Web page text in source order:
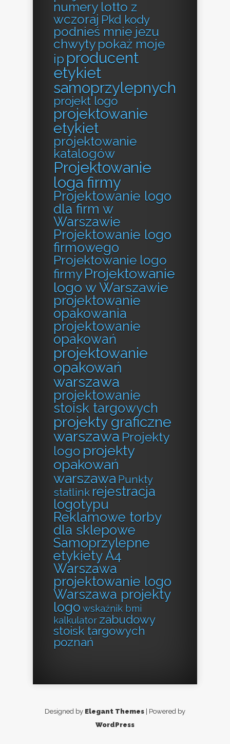
numery lotto z
wczoraj Pkd kody
podnieś mnie jezu
chwyty pokaż moje
ip producent
etykiet
samoprzylepnych
projekt logo
projektowanie
etykiet
projektowanie
katalogów
Projektowanie
loga firmy
Projektowanie logo
dla firm w
Warszawie
Projektowanie logo
firmowego
Projektowanie logo
firmy Projektowanie
logo w Warszawie
projektowanie
opakowania
projektowanie
opakowań
projektowanie
opakowań
warszawa
projektowanie
stoisk targowych
projekty graficzne
warszawa Projekty
logo projekty
opakowań
warszawa Punkty
statlink rejestracja
logotypu
Reklamowe torby
dla sklepowe
Samoprzylepne
etykiety A4
Warszawa
projektowanie logo
Warszawa projekty
logo wskaźnik bmi
kalkulator zabudowy
stoisk targowych
poznań
Designed by Elegant Themes | Powered by
WordPress